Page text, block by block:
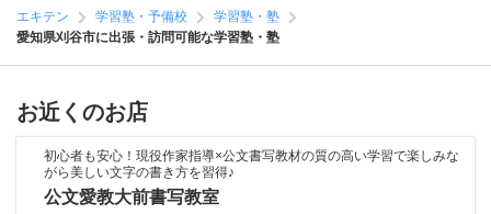
エキテン 学習塾・予備校
学習塾・塾
愛知県刈谷市に出張・訪問可能な学習塾・塾
お近くのお店
初心者も安心！現役作家指導×公文書写教材の質の高い学習で楽しみな
がら美しい文字の書き方を習得♪
公文愛教大前書写教室